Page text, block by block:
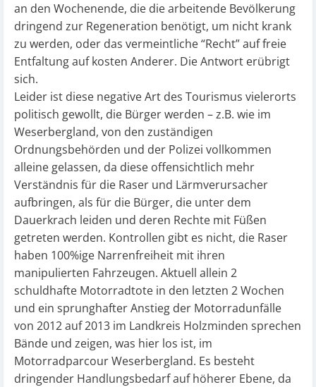
an den Wochenende, die die arbeitende Bevölkerung
dringend zur Regeneration benötigt, um nicht krank
zu werden, oder das vermeintliche “Recht” auf freie
Entfaltung auf kosten Anderer. Die Antwort erübrigt
sich.
Leider ist diese negative Art des Tourismus vielerorts
politisch gewollt, die Bürger werden – z.B. wie im
Weserbergland, von den zuständigen
Ordnungsbehörden und der Polizei vollkommen
alleine gelassen, da diese offensichtlich mehr
Verständnis für die Raser und Lärmverursacher
aufbringen, als für die Bürger, die unter dem
Dauerkrach leiden und deren Rechte mit Füßen
getreten werden. Kontrollen gibt es nicht, die Raser
haben 100%ige Narrenfreiheit mit ihren
manipulierten Fahrzeugen. Aktuell allein 2
schuldhafte Motorradtote in den letzten 2 Wochen
und ein sprunghafter Anstieg der Motorradunfälle
von 2012 auf 2013 im Landkreis Holzminden sprechen
Bände und zeigen, was hier los ist, im
Motorradparcour Weserbergland. Es besteht
dringender Handlungsbedarf auf höherer Ebene, da